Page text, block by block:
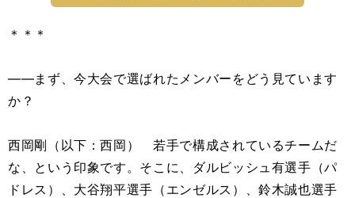
＊＊＊
――まず、今大会で選ばれたメンバーをどう見ています
か？
西岡剛（以下：西岡） 若手で構成されているチームだ
な、という印象です。そこに、ダルビッシュ有選手（パ
ドレス）、大谷翔平選手（エンゼルス）、鈴木誠也選手